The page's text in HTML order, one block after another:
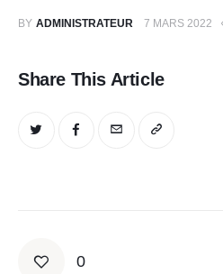
BY ADMINISTRATEUR 7 MARS 2022
Share This Article
0